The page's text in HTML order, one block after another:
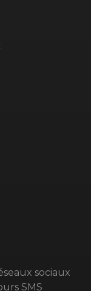
sociaux
SMS